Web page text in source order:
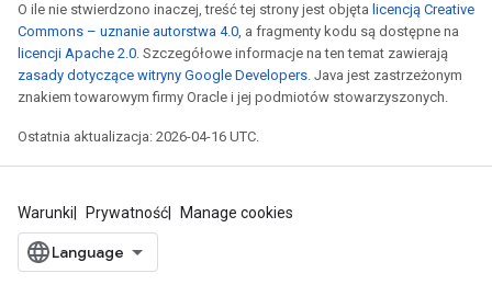
O ile nie stwierdzono inaczej, treść tej strony jest objęta licencją Creative
Commons – uznanie autorstwa 4.0, a fragmenty kodu są dostępne na
licencji Apache 2.0. Szczegółowe informacje na ten temat zawierają
zasady dotyczące witryny Google Developers. Java jest zastrzeżonym
znakiem towarowym firmy Oracle i jej podmiotów stowarzyszonych.
Ostatnia aktualizacja: 2026-04-16 UTC.
Warunki Prywatność Manage cookies